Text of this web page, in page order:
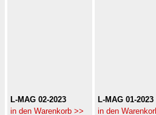
L-MAG 02-2023
in den Warenkorb >>
L-MAG 01-2023
in den